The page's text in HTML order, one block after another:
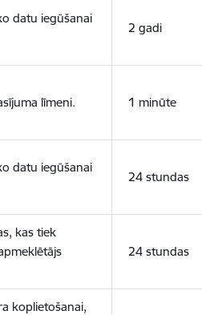
datu iegūšanai
2 gadi
līmeni. 1 minūte
datu iegūšanai
24 stundas
kas tiek
24 stundas
koplietošanai,